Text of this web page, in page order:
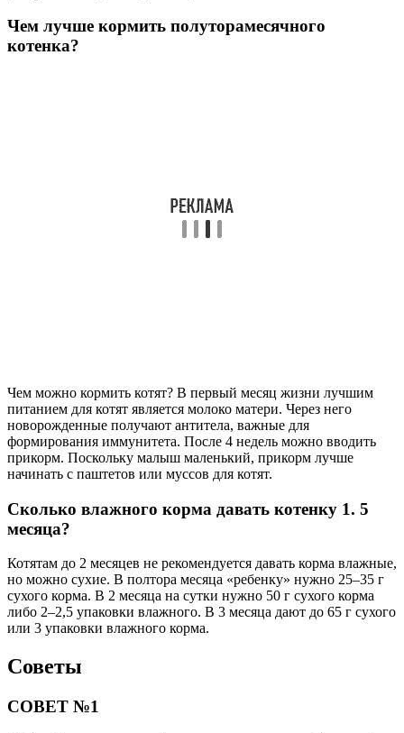
Чем лучше кормить полуторамесячного
котенка?
Чем можно кормить котят? В первый месяц жизни лучшим
питанием для котят является молоко матери. Через него
новорожденные получают антитела, важные для
формирования иммунитета. После 4 недель можно вводить
прикорм. Поскольку малыш маленький, прикорм лучше
начинать с паштетов или муссов для котят.
Сколько влажного корма давать котенку 1. 5
месяца?
Котятам до 2 месяцев не рекомендуется давать корма влажные,
но можно сухие. В полтора месяца «ребенку» нужно 25–35 г
сухого корма. В 2 месяца на сутки нужно 50 г сухого корма
либо 2–2,5 упаковки влажного. В 3 месяца дают до 65 г сухого
или 3 упаковки влажного корма.
Советы
СОВЕТ №1